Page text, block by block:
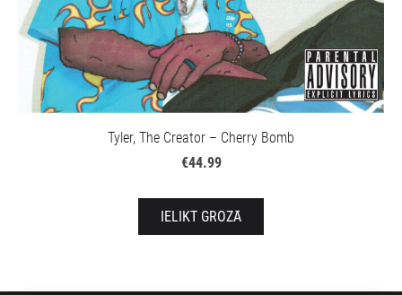
Tyler, The Creator – Cherry Bomb
€44.99
IELIKT GROZĀ